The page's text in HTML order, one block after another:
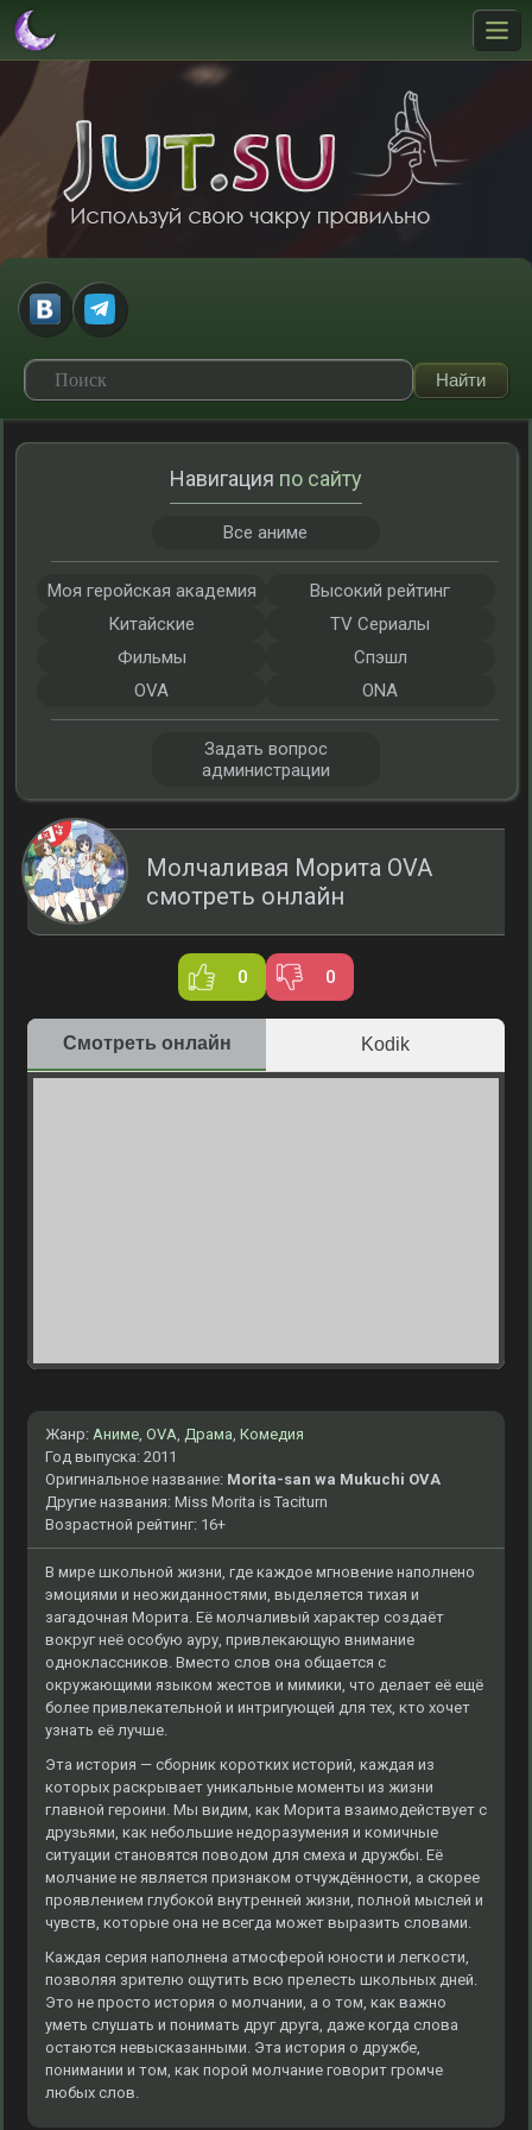
Молчаливая Морита OVA
смотреть онлайн
0 0
Смотреть онлайн Kodik
Жанр: Аниме, OVA, Драма, Комедия
Год выпуска: 2011
Оригинальное название: Morita-san wa Mukuchi OVA
Другие названия: Miss Morita is Taciturn
Возрастной рейтинг: 16+
В мире школьной жизни, где каждое мгновение наполнено
эмоциями и неожиданностями, выделяется тихая и
загадочная Морита. Её молчаливый характер создаёт
вокруг неё особую ауру, привлекающую внимание
одноклассников. Вместо слов она общается с
окружающими языком жестов и мимики, что делает её ещё
более привлекательной и интригующей для тех, кто хочет
узнать её лучше.
Эта история — сборник коротких историй, каждая из
которых раскрывает уникальные моменты из жизни
главной героини. Мы видим, как Морита взаимодействует с
друзьями, как небольшие недоразумения и комичные
ситуации становятся поводом для смеха и дружбы. Её
молчание не является признаком отчуждённости, а скорее
проявлением глубокой внутренней жизни, полной мыслей и
чувств, которые она не всегда может выразить словами.
Каждая серия наполнена атмосферой юности и легкости,
позволяя зрителю ощутить всю прелесть школьных дней.
Это не просто история о молчании, а о том, как важно
уметь слушать и понимать друг друга, даже когда слова
остаются невысказанными. Эта история о дружбе,
понимании и том, как порой молчание говорит громче
любых слов.
Навигация по сайту
Все аниме
Моя геройская академия
Высокий рейтинг
Китайские
TV Сериалы
Фильмы
Спэшл
OVA
ONA
Задать вопрос
администрации